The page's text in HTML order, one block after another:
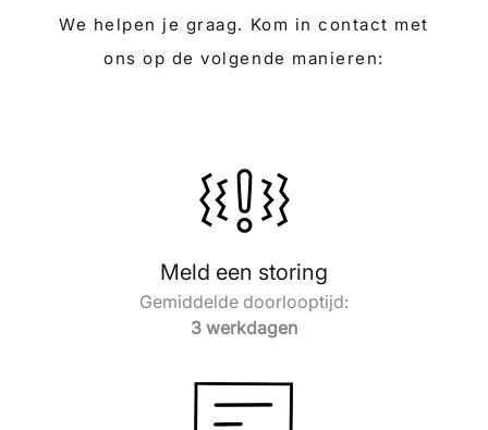
We helpen je graag. Kom in contact met
ons op de volgende manieren:
Meld een storing
Gemiddelde doorlooptijd:
3 werkdagen